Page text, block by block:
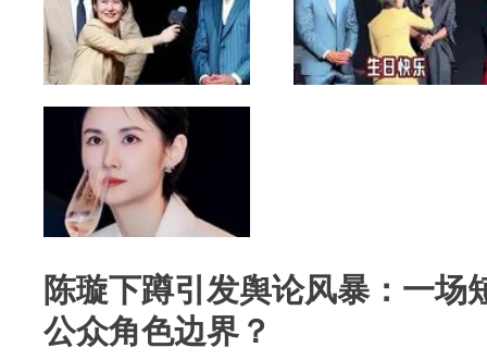
陈璇下蹲引发舆论风暴：一场
公众角色边界？